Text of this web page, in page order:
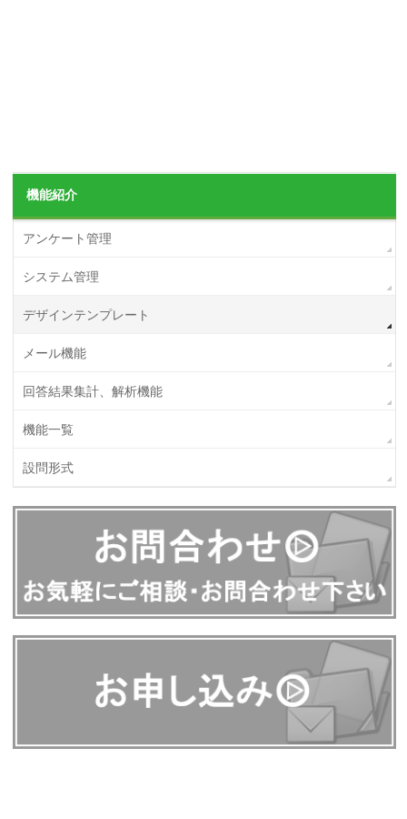
機能紹介
アンケート管理
システム管理
デザインテンプレート
メール機能
回答結果集計、解析機能
機能一覧
設問形式